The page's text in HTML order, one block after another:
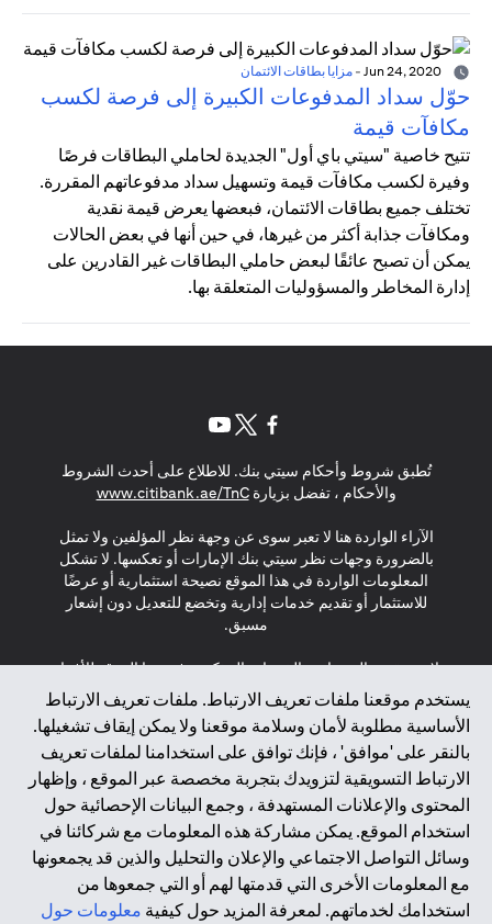
- مزايا بطاقات الائتمان
حوّل سداد المدفوعات الكبيرة إلى فرصة لكسب
مكافآت قيمة
تتيح خاصية "سيتي باي أول" الجديدة لحاملي البطاقات فرصًا
وفيرة لكسب مكافآت قيمة وتسهيل سداد مدفوعاتهم المقررة.
تختلف جميع بطاقات الائتمان، فبعضها يعرض قيمة نقدية
ومكافآت جذابة أكثر من غيرها، في حين أنها في بعض الحالات
يمكن أن تصبح عائقًا لبعض حاملي البطاقات غير القادرين على
إدارة المخاطر والمسؤوليات المتعلقة بها.
يستخدم موقعنا ملفات تعريف الارتباط. ملفات تعريف الارتباط
الأساسية مطلوبة لأمان وسلامة موقعنا ولا يمكن إيقاف تشغيلها.
بالنقر على 'موافق' ، فإنك توافق على استخدامنا لملفات تعريف
الارتباط التسويقية لتزويدك بتجربة مخصصة عبر الموقع ، وإظهار
المحتوى والإعلانات المستهدفة ، وجمع البيانات الإحصائية حول
استخدام الموقع. يمكن مشاركة هذه المعلومات مع شركائنا في
وسائل التواصل الاجتماعي والإعلان والتحليل والذين قد يجمعونها
مع المعلومات الأخرى التي قدمتها لهم أو التي جمعوها من
استخدامك لخدماتهم. لمعرفة المزيد حول كيفية معلومات حول
تُطبق شروط وأحكام سيتي بنك. للاطلاع على أحدث الشروط
والأحكام ، تفضل بزيارةwww.citibank.ae/TnC
(opens in a new tab)
الآراء الواردة هنا لا تعبر سوى عن وجهة نظر المؤلفين ولا تمثل
بالضرورة وجهات نظر سيتي بنك الإمارات أو تعكسها. لا تشكل
المعلومات الواردة في هذا الموقع نصيحة استثمارية أو عرضًا
للاستثمار أو تقديم خدمات إدارية وتخضع للتعديل دون إشعار
مسبق.
لا يتم تقديم المنتجات والخدمات المذكورة في هذا الموقع للأفراد
المقيمين في الاتحاد الأوروبي أو المنطقة الاقتصادية الأوروبية أو
سويسرا أو غيرنسي أو جيرسي أو موناكو أو سان مارينو أو
الفاتيكان أو جزيرة مان أو المملكة المتحدة أو خصوصية البيانات
(لائحة حماية البيانات العامة \ قانون حماية البيانات الشخصية
العامة \ قانون خصوصية نيوزيلندا). المحتوى الموجود في هذه
الصفحة ليس ولا ينبغي تفسيره على أنه عرض أو دعوة أو دعوة
لشراء أو بيع أي من المنتجات والخدمات المذكورة هنا لمثل هؤلاء
الأفراد.
*GDPR – اللائحة العامة لحماية البيانات؛ * LGPD – Lei Geral de
Proteção de Dados Pessoais ; *NZPA – قانون الخصوصية